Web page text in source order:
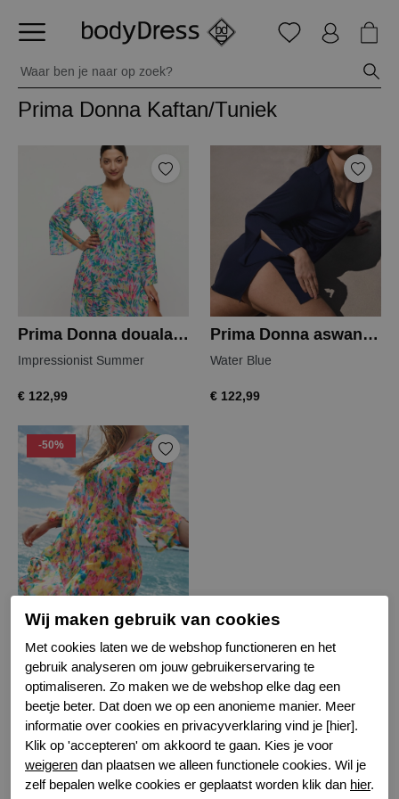
Prima Donna Kaftan/Tuniek
Prima Donna douala tuniek
Impressionist Summer
€ 122,99
Prima Donna aswan kaftan
Water Blue
€ 122,99
-50%
Prima Donna ubud kaftan
Multi
€ 122,99 € 61,50
Filter
Wij maken gebruik van cookies
Met cookies laten we de webshop functioneren en het
gebruik analyseren om jouw gebruikerservaring te
optimaliseren. Zo maken we de webshop elke dag een
beetje beter. Dat doen we op een anonieme manier. Meer
informatie over cookies en privacyverklaring vind je [hier].
Klik op 'accepteren' om akkoord te gaan. Kies je voor
weigeren dan plaatsen we alleen functionele cookies. Wil je
zelf bepalen welke cookies er geplaatst worden klik dan hier.